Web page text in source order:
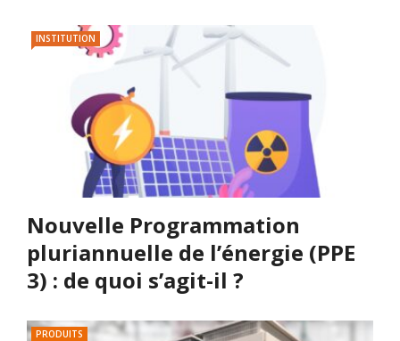
INSTITUTION
Nouvelle Programmation
pluriannuelle de l’énergie (PPE
3) : de quoi s’agit-il ?
PRODUITS